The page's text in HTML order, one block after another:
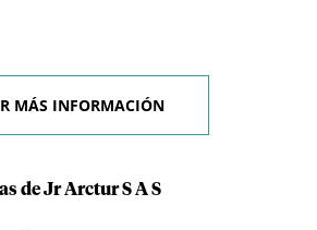
MÁS INFORMACIÓN
de Jr Arctur S A S